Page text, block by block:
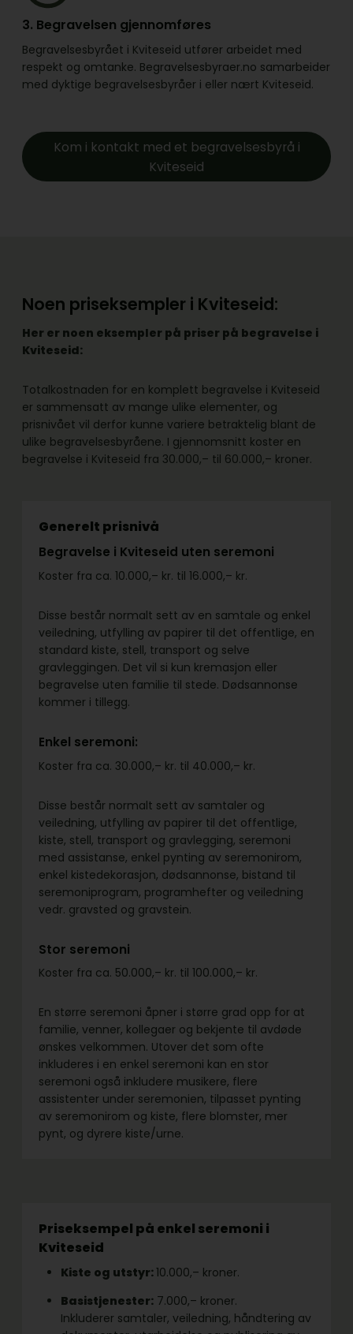
3. Begravelsen gjennomføres
Begravelsesbyrået i Kviteseid utfører arbeidet med
respekt og omtanke. Begravelsesbyraer.no samarbeider
med dyktige begravelsesbyråer i eller nært Kviteseid.
Kom i kontakt med et begravelsesbyrå i
Kviteseid
Noen priseksempler i Kviteseid:
Her er noen eksempler på priser på begravelse i
Kviteseid:
Totalkostnaden for en komplett begravelse i Kviteseid
er sammensatt av mange ulike elementer, og
prisnivået vil derfor kunne variere betraktelig blant de
ulike begravelsesbyråene. I gjennomsnitt koster en
begravelse i Kviteseid fra 30.000,– til 60.000,– kroner.
Generelt prisnivå
Begravelse i Kviteseid uten seremoni
Koster fra ca. 10.000,– kr. til 16.000,– kr.
Disse består normalt sett av en samtale og enkel
veiledning, utfylling av papirer til det offentlige, en
standard kiste, stell, transport og selve
gravleggingen. Det vil si kun kremasjon eller
begravelse uten familie til stede. Dødsannonse
kommer i tillegg.
Enkel seremoni:
Koster fra ca. 30.000,– kr. til 40.000,– kr.
Disse består normalt sett av samtaler og
veiledning, utfylling av papirer til det offentlige,
kiste, stell, transport og gravlegging, seremoni
med assistanse, enkel pynting av seremonirom,
enkel kistedekorasjon, dødsannonse, bistand til
seremoniprogram, programhefter og veiledning
vedr. gravsted og gravstein.
Stor seremoni
Koster fra ca. 50.000,– kr. til 100.000,– kr.
En større seremoni åpner i større grad opp for at
familie, venner, kollegaer og bekjente til avdøde
ønskes velkommen. Utover det som ofte
inkluderes i en enkel seremoni kan en stor
seremoni også inkludere musikere, flere
assistenter under seremonien, tilpasset pynting
av seremonirom og kiste, flere blomster, mer
pynt, og dyrere kiste/urne.
Priseksempel på enkel seremoni i
Kviteseid
Kiste og utstyr:10.000,– kroner.
Basistjenester: 7.000,– kroner.
Inkluderer samtaler, veiledning, håndtering av